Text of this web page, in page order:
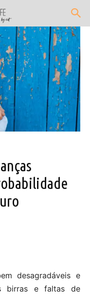
desagradáveis e
birras e faltas de